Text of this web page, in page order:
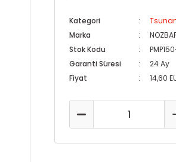
Kategori
Marka
Stok Kodu
Garanti Süresi
24 Ay
Fiyat
14,60